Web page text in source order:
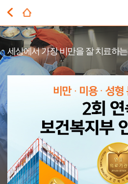
세상에서 가장 비만을 잘 치료하는